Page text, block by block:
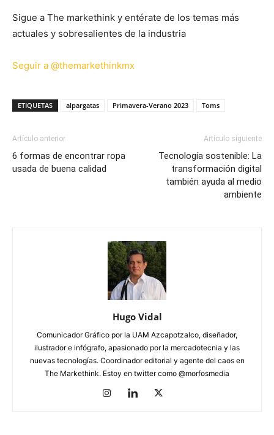
Sigue a The markethink y entérate de los temas más
actuales y sobresalientes de la industria
Seguir a @themarkethinkmx
ETIQUETAS alpargatas Primavera-Verano 2023 Toms
Artículo anterior
6 formas de encontrar ropa
usada de buena calidad
Artículo siguiente
Tecnología sostenible: La
transformación digital
también ayuda al medio
ambiente
Hugo Vidal
Comunicador Gráfico por la UAM Azcapotzalco, diseñador,
ilustrador e infógrafo, apasionado por la mercadotecnia y las
nuevas tecnologías. Coordinador editorial y agente del caos en
The Markethink. Estoy en twitter como @morfosmedia